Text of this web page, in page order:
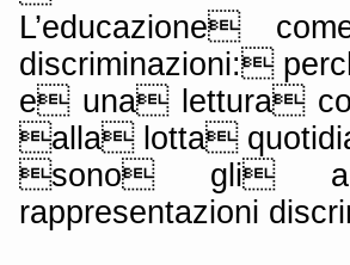
L’educazione
discriminazioni:
e una lettura
alla lotta
sono gli
rappresentazioni